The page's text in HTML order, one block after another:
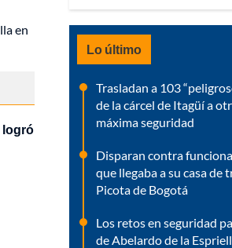
en
logró
Lo último
Trasladan a 103
de la cárcel de Itagüí a
máxima seguridad
Disparan contra
que llegaba a su casa de
Picota de Bogotá
Los retos en seguridad
de Abelardo de la